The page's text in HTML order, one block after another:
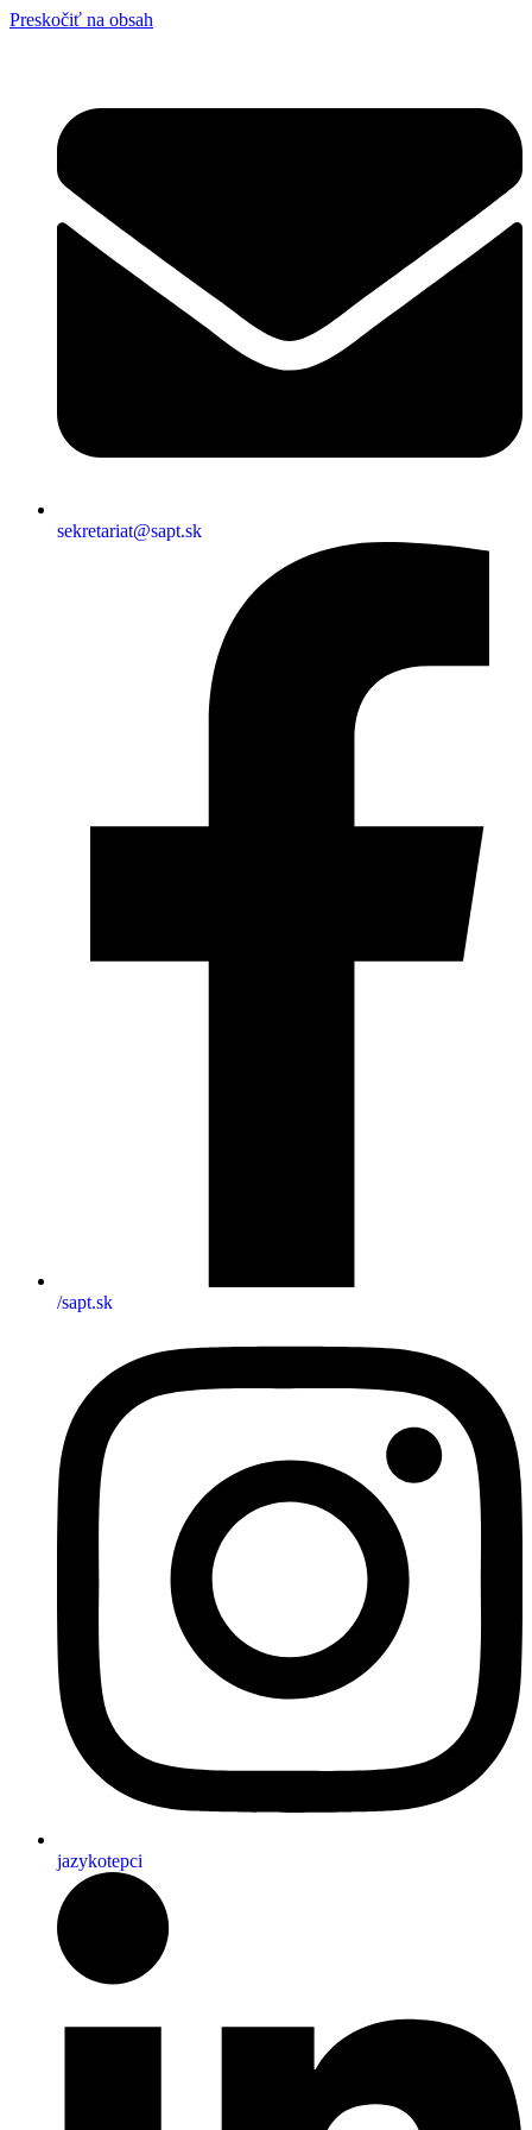
Preskočiť na obsah
sekretariat@sapt.sk
/sapt.sk
jazykotepci